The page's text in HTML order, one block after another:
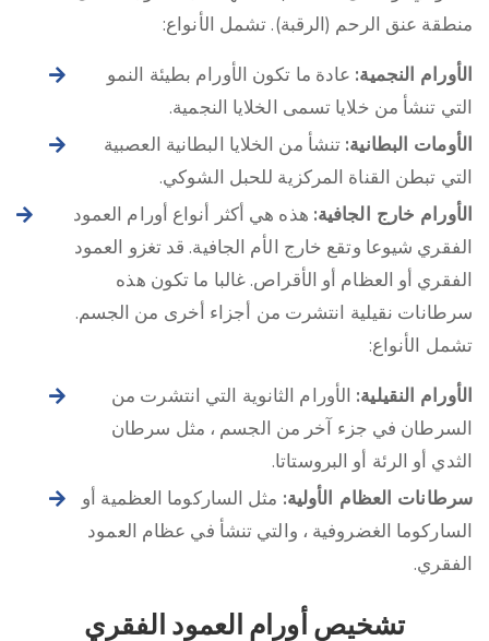
منطقة عنق الرحم (الرقبة). تشمل الأنواع:
الأورام النجمية: عادة ما تكون الأورام بطيئة النمو
التي تنشأ من خلايا تسمى الخلايا النجمية.
الأومات البطانية: تنشأ من الخلايا البطانية العصبية
التي تبطن القناة المركزية للحبل الشوكي.
الأورام خارج الجافية: هذه هي أكثر أنواع أورام العمود
الفقري شيوعا وتقع خارج الأم الجافية. قد تغزو العمود
الفقري أو العظام أو الأقراص. غالبا ما تكون هذه
سرطانات نقيلية انتشرت من أجزاء أخرى من الجسم.
تشمل الأنواع:
الأورام النقيلية: الأورام الثانوية التي انتشرت من
السرطان في جزء آخر من الجسم ، مثل سرطان
الثدي أو الرئة أو البروستاتا.
سرطانات العظام الأولية: مثل الساركوما العظمية أو
الساركوما الغضروفية ، والتي تنشأ في عظام العمود
الفقري.
تشخيص أورام العمود الفقري